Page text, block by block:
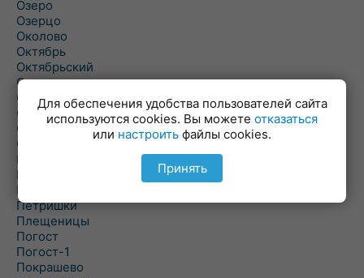
Озеро
Озерцо
Околово
Октябрь
Октябрьский
Олехновичи
Омговичи
Оношки
Осовец
Острошицкий Городок
Пасека
Пастовичи
Першаи
Петришки
Плещеницы
Погост
Погост-1
Покрашево
Для обеспечения удобства пользователей сайта
используются cookies. Вы можете отказаться
или настроить файлы cookies.
Принять